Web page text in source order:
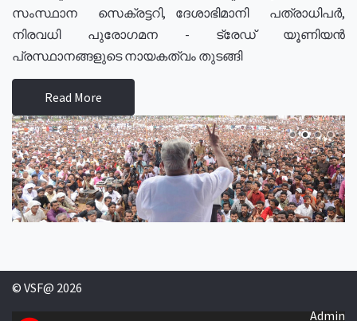
സംസ്ഥാന സെക്രട്ടറി, ദേശാഭിമാനി പത്രാധിപർ,
നിരവധി പുരോഗമന - ട്രേഡ് യൂണിയൻ
പ്രസ്ഥാനങ്ങളുടെ നായകത്വം തുടങ്ങി
Read More
© VSF@ 2026
Admin